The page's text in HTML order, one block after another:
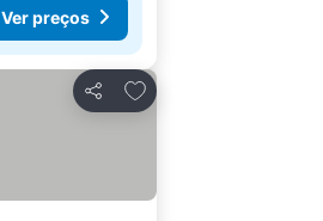
Ver preços
Partilhar
Adicionar aos favoritos